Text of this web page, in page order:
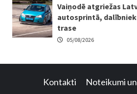
Vaiņodē atgriežas
autosprintā,
trase
05/08/2026
Kontakti Noteikumi